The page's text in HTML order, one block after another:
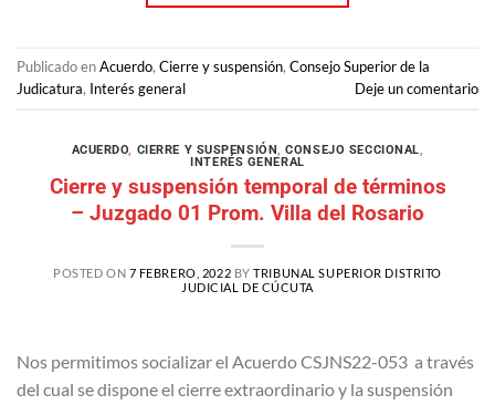
Publicado enAcuerdo, Cierre y suspensión, Consejo Superior de la
Judicatura, Interés general Deje un comentario
ACUERDO, CIERRE Y SUSPENSIÓN,CONSEJO SECCIONAL,
INTERÉS GENERAL
Cierre y suspensión temporal de términos
– Juzgado 01 Prom. Villa del Rosario
POSTED ON 7 FEBRERO, 2022 BYTRIBUNAL SUPERIOR DISTRITO
JUDICIAL DE CÚCUTA
Nos permitimos socializar el Acuerdo CSJNS22-053 a través
del cual se dispone el cierre extraordinario y la suspensión